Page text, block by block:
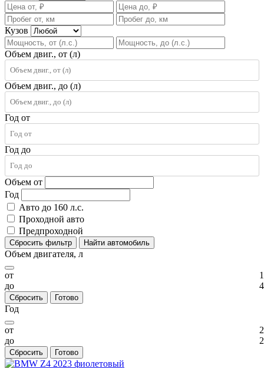
Кузов
Объем двиг., от (л)
Объем двиг., до (л)
Год от
Год до
Объем от
Год
Авто до 160 л.с.
Проходной авто
Предпроходной
Сбросить фильтр Найти автомобиль
Объем двигателя, л
от
до
Сбросить Готово
Год
от
до
Сбросить Готово